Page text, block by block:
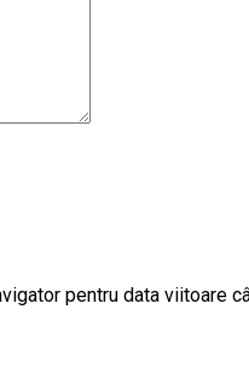
pentru data viitoare